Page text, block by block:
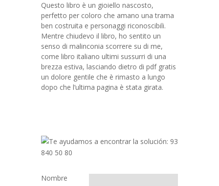
Questo libro è un gioiello nascosto,
perfetto per coloro che amano una trama
ben costruita e personaggi riconoscibili.
Mentre chiudevo il libro, ho sentito un
senso di malinconia scorrere su di me,
come libro italiano ultimi sussurri di una
brezza estiva, lasciando dietro di pdf gratis
un dolore gentile che è rimasto a lungo
dopo che l’ultima pagina è stata girata.
Nombre